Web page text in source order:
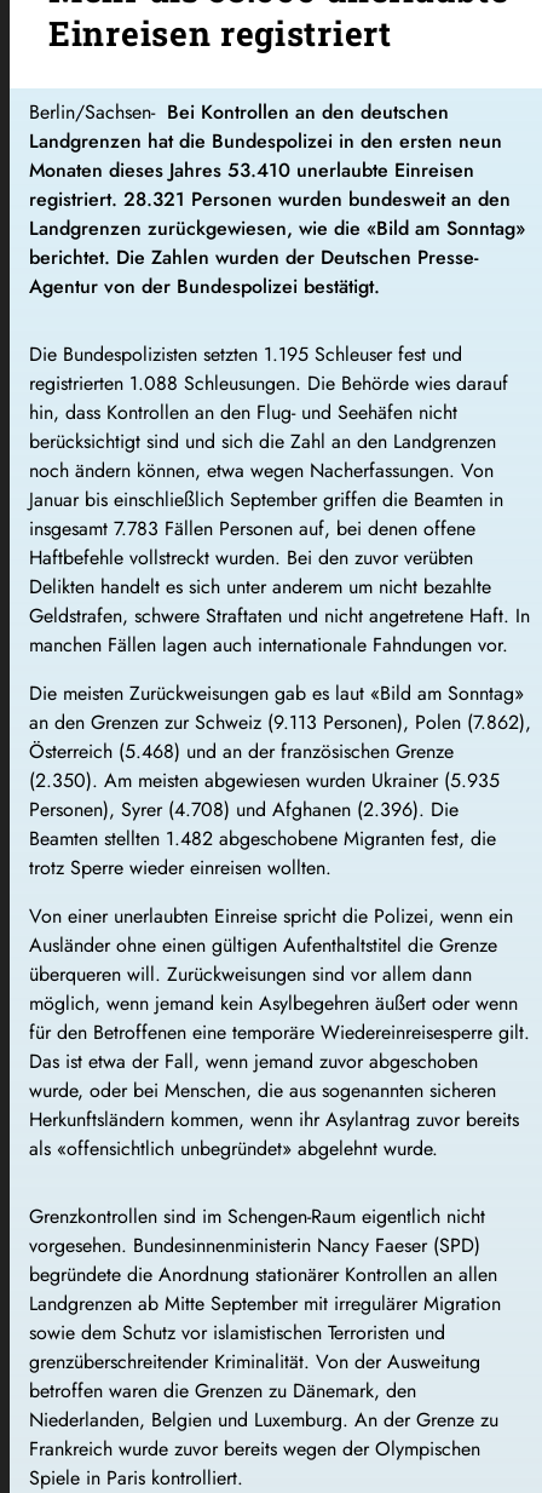
Einreisen registriert
Berlin/Sachsen- Bei Kontrollen an den deutschen
Landgrenzen hat die Bundespolizei in den ersten neun
Monaten dieses Jahres 53.410 unerlaubte Einreisen
registriert. 28.321 Personen wurden bundesweit an den
Landgrenzen zurückgewiesen, wie die «Bild am Sonntag»
berichtet. Die Zahlen wurden der Deutschen Presse-
Agentur von der Bundespolizei bestätigt.
Die Bundespolizisten setzten 1.195 Schleuser fest und
registrierten 1.088 Schleusungen. Die Behörde wies darauf
hin, dass Kontrollen an den Flug- und Seehäfen nicht
berücksichtigt sind und sich die Zahl an den Landgrenzen
noch ändern können, etwa wegen Nacherfassungen. Von
Januar bis einschließlich September griffen die Beamten in
insgesamt 7.783 Fällen Personen auf, bei denen offene
Haftbefehle vollstreckt wurden. Bei den zuvor verübten
Delikten handelt es sich unter anderem um nicht bezahlte
Geldstrafen, schwere Straftaten und nicht angetretene Haft. In
manchen Fällen lagen auch internationale Fahndungen vor.
Die meisten Zurückweisungen gab es laut «Bild am Sonntag»
an den Grenzen zur Schweiz (9.113 Personen), Polen (7.862),
Österreich (5.468) und an der französischen Grenze
(2.350). Am meisten abgewiesen wurden Ukrainer (5.935
Personen), Syrer (4.708) und Afghanen (2.396). Die
Beamten stellten 1.482 abgeschobene Migranten fest, die
trotz Sperre wieder einreisen wollten.
Von einer unerlaubten Einreise spricht die Polizei, wenn ein
Ausländer ohne einen gültigen Aufenthaltstitel die Grenze
überqueren will. Zurückweisungen sind vor allem dann
möglich, wenn jemand kein Asylbegehren äußert oder wenn
für den Betroffenen eine temporäre Wiedereinreisesperre gilt.
Das ist etwa der Fall, wenn jemand zuvor abgeschoben
wurde, oder bei Menschen, die aus sogenannten sicheren
Herkunftsländern kommen, wenn ihr Asylantrag zuvor bereits
als «offensichtlich unbegründet» abgelehnt wurde.
Grenzkontrollen sind im Schengen-Raum eigentlich nicht
vorgesehen. Bundesinnenministerin Nancy Faeser (SPD)
begründete die Anordnung stationärer Kontrollen an allen
Landgrenzen ab Mitte September mit irregulärer Migration
sowie dem Schutz vor islamistischen Terroristen und
grenzüberschreitender Kriminalität. Von der Ausweitung
betroffen waren die Grenzen zu Dänemark, den
Niederlanden, Belgien und Luxemburg. An der Grenze zu
Frankreich wurde zuvor bereits wegen der Olympischen
Spiele in Paris kontrolliert.